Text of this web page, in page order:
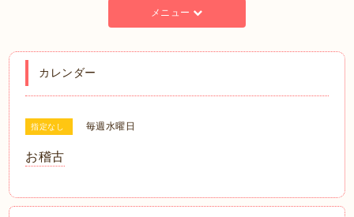
メニュー
カレンダー
指定なし 毎週水曜日
お稽古